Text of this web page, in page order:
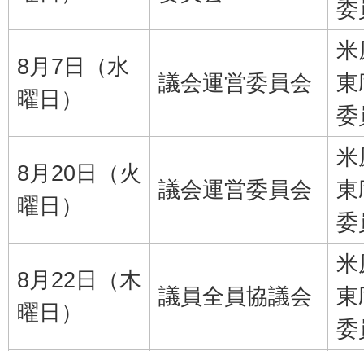
委
8月7日（水
曜日）
議会運営委員会
米
東
委
8月20日（火
曜日）
議会運営委員会
米
東
委
8月22日（木
曜日）
議員全員協議会
米
東
委